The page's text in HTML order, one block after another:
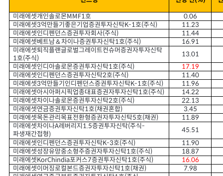
미래에셋개인솔로몬MMF1호
0.06
미래에셋3억만들기좋은기업증권투자신탁K-1호(주식)
11.23
미래에셋인디펜던스증권투자회사(주식)
11.44
미래에셋베트남＆차이나증권투자신탁1호(주식)
16.91
미래에셋퇴직플랜글로벌그레이트컨슈머증권자투자신탁
1호(주식)
13.01
미래에셋인디아솔로몬증권투자신탁1호(주식)
17.19
미래에셋인디펜던스증권투자신탁2호(주식)
11.40
미래에셋3억만들기인디펜던스증권투자신탁K-1호(주식)
11.96
미래에셋아시아퍼시픽업종대표증권자투자신탁1호(주식)
14.22
미래에셋차이나솔로몬증권투자신탁2호(주식)
22.13
미래에셋연금증권투자신탁1호(채권혼합)
3.45
미래에셋목돈관리목표전환형증권자투자신탁5호(채권)
11.89
미래에셋차이나A레버리지 1.5증권투자신탁(주식-
파생재간접형)
45.51
미래에셋인디펜던스증권투자신탁K-3호(주식)
11.90
미래에셋성장유망중소형주증권자투자신탁1호(주식)
18.87
미래에셋KorChindia포커스7증권투자신탁1호(주식)
16.06
미래에셋이머징로컬본드증권자투자신탁1호(채권)
7.98